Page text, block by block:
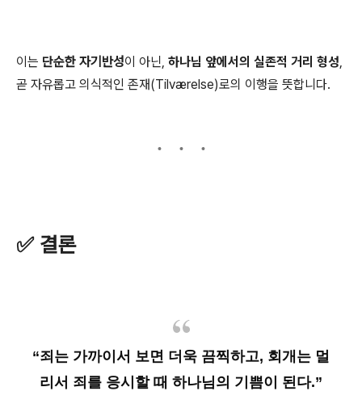
이는 단순한 자기반성이 아닌, 하나님 앞에서의 실존적 거리 형성,
곧 자유롭고 의식적인 존재(Tilværelse)로의 이행을 뜻합니다.
✅ 결론
“죄는 가까이서 보면 더욱 끔찍하고, 회개는 멀
리서 죄를 응시할 때 하나님의 기쁨이 된다.”